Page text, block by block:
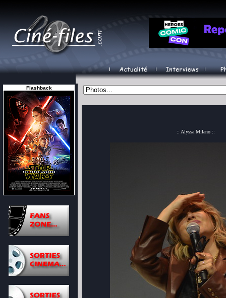
Flashback
:: Alyssa Milano ::